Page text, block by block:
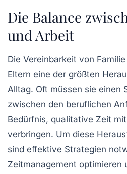
Die Balance
und Arbeit
Die Vereinbarkeit von
Eltern eine der größten
Alltag. Oft müssen sie einen
zwischen den beruflichen
Bedürfnis, qualitative Zeit
verbringen. Um diese
sind effektive Strategien
Zeitmanagement optimieren